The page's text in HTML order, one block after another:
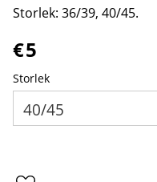
Storlek: 36/39, 40/45.
€5
Storlek